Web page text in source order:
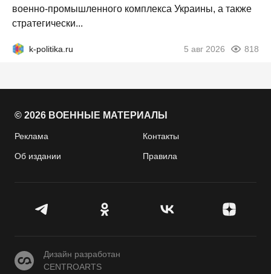
военно-промышленного комплекса Украины, а также
стратегически...
k-politika.ru 5 авг 2026 818
© 2026 ВОЕННЫЕ МАТЕРИАЛЫ
Реклама Контакты
Об издании Правила
CENTROARTS